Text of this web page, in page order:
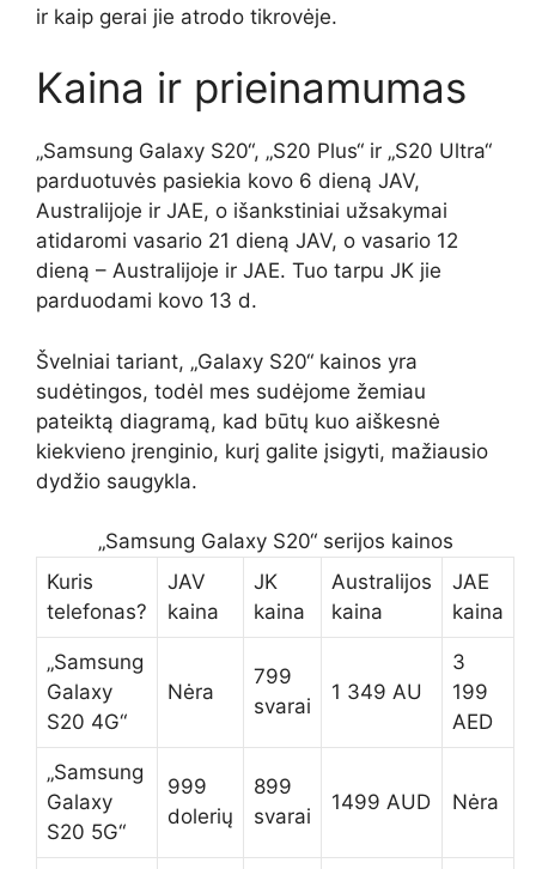
ir kaip gerai jie atrodo tikrovėje.
Kaina ir prieinamumas
„Samsung Galaxy S20“, „S20 Plus“ ir „S20 Ultra“
parduotuvės pasiekia kovo 6 dieną JAV,
Australijoje ir JAE, o išankstiniai užsakymai
atidaromi vasario 21 dieną JAV, o vasario 12
dieną – Australijoje ir JAE. Tuo tarpu JK jie
parduodami kovo 13 d.
Švelniai tariant, „Galaxy S20“ kainos yra
sudėtingos, todėl mes sudėjome žemiau
pateiktą diagramą, kad būtų kuo aiškesnė
kiekvieno įrenginio, kurį galite įsigyti, mažiausio
dydžio saugykla.
„Samsung Galaxy S20“ serijos kainos
Kuris
telefonas?
JAV
kaina
JK
kaina
Australijos
kaina
JAE
kaina
„Samsung
Galaxy
S20 4G“
Nėra
799
svarai
1 349 AU
3
199
AED
„Samsung
Galaxy
S20 5G“
999
dolerių
899
svarai
1499 AUD Nėra